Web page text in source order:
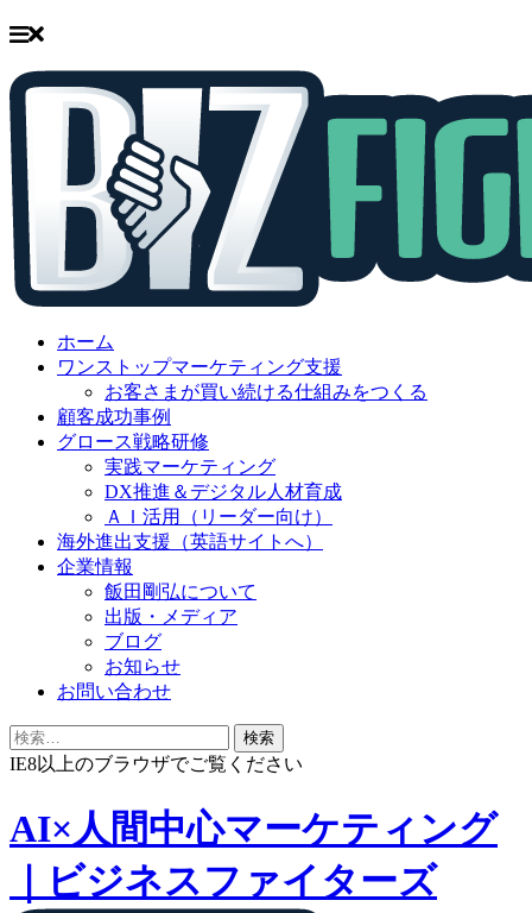
content
ホーム
ワンストップマーケティング支援
お客さまが買い続ける仕組みをつくる
顧客成功事例
グロース戦略研修
実践マーケティング
DX推進＆デジタル人材育成
ＡＩ活用（リーダー向け）
海外進出支援（英語サイトへ）
企業情報
飯田剛弘について
出版・メディア
ブログ
お知らせ
お問い合わせ
検
索:
IE8以上のブラウザでご覧ください
AI×人間中心マーケティング
｜ビジネスファイターズ